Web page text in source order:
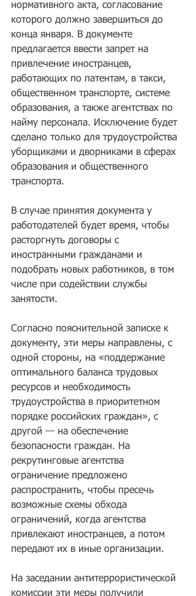
нормативного акта, согласование
которого должно завершиться до
конца января. В документе
предлагается ввести запрет на
привлечение иностранцев,
работающих по патентам, в такси,
общественном транспорте, системе
образования, а также агентствах по
найму персонала. Исключение будет
сделано только для трудоустройства
уборщиками и дворниками в сферах
образования и общественного
транспорта.
В случае принятия документа у
работодателей будет время, чтобы
расторгнуть договоры с
иностранными гражданами и
подобрать новых работников, в том
числе при содействии службы
занятости.
Согласно пояснительной записке к
документу, эти меры направлены, с
одной стороны, на «поддержание
оптимального баланса трудовых
ресурсов и необходимость
трудоустройства в приоритетном
порядке российских граждан», с
другой — на обеспечение
безопасности граждан. На
рекрутинговые агентства
ограничение предложено
распространить, чтобы пресечь
возможные схемы обхода
ограничений, когда агентства
привлекают иностранцев, а потом
передают их в иные организации.
На заседании антитеррористической
комиссии эти меры получили